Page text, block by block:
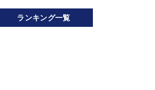
ランキング一覧